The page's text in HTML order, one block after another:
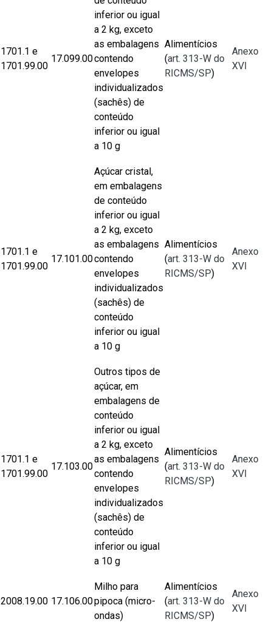
1701.1 e
1701.99.00
17.099.00
inferior ou igual
a 2 kg, exceto
as embalagens
contendo
envelopes
individualizados
(sachês) de
conteúdo
inferior ou igual
a 10 g
Alimentícios
(art. 313-W do
RICMS/SP)
Anexo
XVI
1701.1 e
1701.99.00
17.101.00
Açúcar cristal,
em embalagens
de conteúdo
inferior ou igual
a 2 kg, exceto
as embalagens
contendo
envelopes
individualizados
(sachês) de
conteúdo
inferior ou igual
a 10 g
Alimentícios
(art. 313-W do
RICMS/SP)
Anexo
XVI
1701.1 e
1701.99.00
17.103.00
Outros tipos de
açúcar, em
embalagens de
conteúdo
inferior ou igual
a 2 kg, exceto
as embalagens
contendo
envelopes
individualizados
(sachês) de
conteúdo
inferior ou igual
a 10 g
Alimentícios
(art. 313-W do
RICMS/SP)
Anexo
XVI
2008.19.00 17.106.00
Milho para
pipoca (micro-
ondas)
Alimentícios
(art. 313-W do
RICMS/SP)
Anexo
XVI